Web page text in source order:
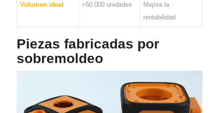
Volumen ideal >50.000 unidades
Mejora la
rentabilidad
Piezas fabricadas por
sobremoldeo